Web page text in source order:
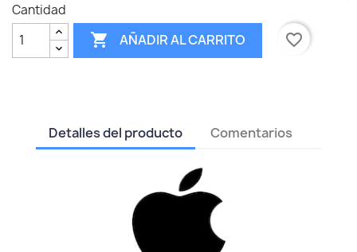
Cantidad
 AÑADIR AL CARRITO favorite_border
Detalles del producto Comentarios